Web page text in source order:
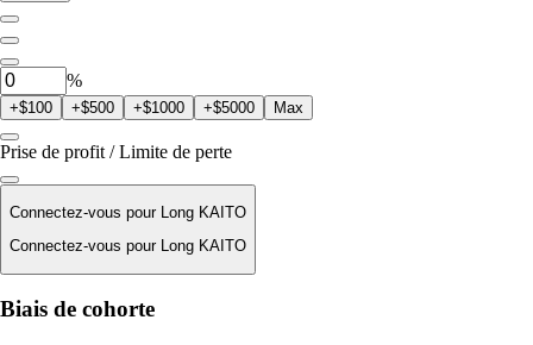
0 KAITO
%
+$100 +$500 +$1000 +$5000 Max
Prise de profit / Limite de perte
Connectez-vous pour Long KAITO
Connectez-vous pour Long KAITO
Prix de liquidation
Biais de cohorte